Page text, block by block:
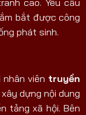
cao. Yêu cầu
bắt được công
phát sinh.
viên truyền
dựng nội dung
tảng xã hội. Bên